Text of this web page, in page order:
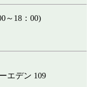
～18：00)
エデン 109